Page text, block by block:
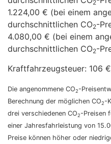
2
1.224,00 € (bei einem
durchschnittlichen CO2-
4.080,00 € (bei einem
durchschnittlichen CO2-
Kraftfahrzeugsteuer: 106
Die angenommene CO2-
Berechnung der möglichen CO2-
drei verschiedenen CO2-Preisen
einer Jahresfahrleistung von
Preise können höher oder